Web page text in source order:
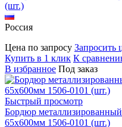
(шт.)
Россия
Цена по запросу Запросить
Купить в 1 клик К
В избранное Под заказ
Быстрый просмотр
Бордюр
65x600мм 1506-0101 (шт.)